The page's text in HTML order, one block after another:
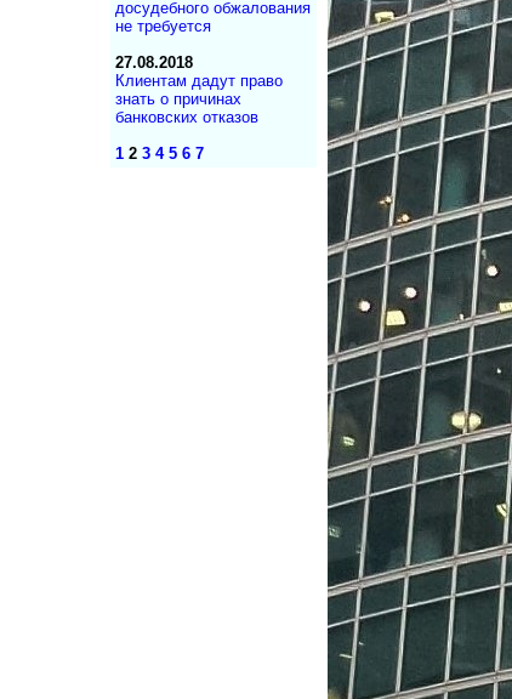
досудебного обжалования
не требуется
27.08.2018
Клиентам дадут право
знать о причинах
банковских отказов
1 2 3 4 5 6 7